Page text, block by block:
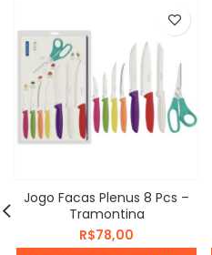
Jogo Facas Plenus 8 Pcs –
Tramontina
R$